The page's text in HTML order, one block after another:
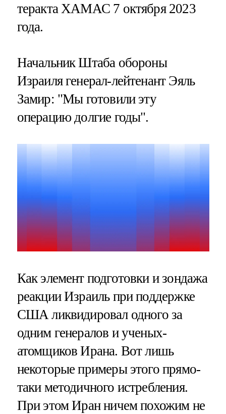
теракта ХАМАС 7 октября 2023
года.
Начальник Штаба обороны
Израиля генерал-лейтенант Эяль
Замир: "Мы готовили эту
операцию долгие годы".
Как элемент подготовки и зондажа
реакции Израиль при поддержке
США ликвидировал одного за
одним генералов и ученых-
атомщиков Ирана. Вот лишь
некоторые примеры этого прямо-
таки методичного истребления.
При этом Иран ничем похожим не